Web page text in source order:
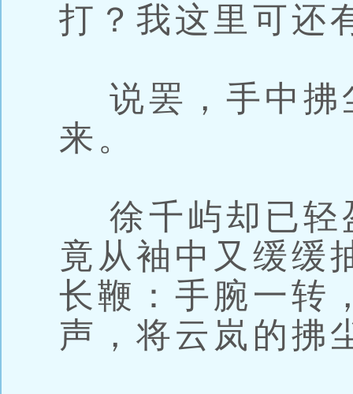
打？我这里可还
说罢，手中拂
来。
徐千屿却已轻
竟从袖中又缓缓
长鞭：手腕一转
声，将云岚的拂